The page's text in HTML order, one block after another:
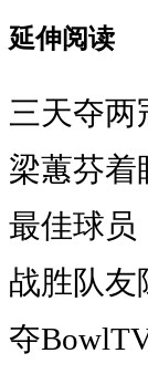
延伸阅读
三天夺两
梁蕙芬着
最佳球员
战胜队友
夺